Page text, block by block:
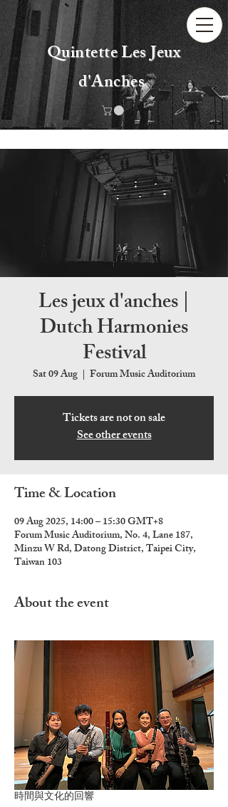
Quintette Les Jeux
d'Anches
Les jeux d'anches |
Dutch Harmonies
Festival
Sat 09 Aug
  |
Forum Music Auditorium
Tickets are not on sale
See other events
Time & Location
09 Aug 2025, 14:00 – 15:30 GMT+8
Forum Music Auditorium, No. 4, Lane 187,
Minzu W Rd, Datong District, Taipei City,
Taiwan 103
About the event
時間與文化的回響